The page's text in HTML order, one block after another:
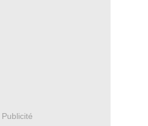
Publicité